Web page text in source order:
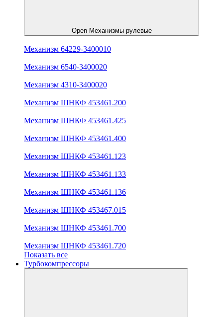
Open Механизмы рулевые
Механизм 64229-3400010
Механизм 6540-3400020
Механизм 4310-3400020
Механизм ШНКФ 453461.200
Механизм ШНКФ 453461.425
Механизм ШНКФ 453461.400
Механизм ШНКФ 453461.123
Механизм ШНКФ 453461.133
Механизм ШНКФ 453461.136
Механизм ШНКФ 453467.015
Механизм ШНКФ 453461.700
Механизм ШНКФ 453461.720
Показать все
Турбокомпрессоры